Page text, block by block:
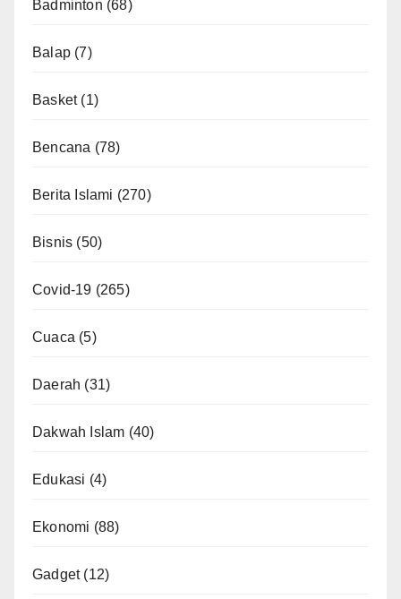
Badminton (68)
Balap (7)
Basket(1)
Bencana (78)
Berita Islami (270)
Bisnis (50)
Covid-19 (265)
Cuaca (5)
Daerah (31)
Dakwah Islam (40)
Edukasi (4)
Ekonomi (88)
Gadget(12)